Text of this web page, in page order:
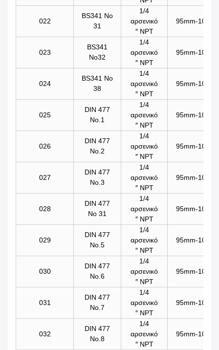
022
BS341 Νο
31
1/4
αρσενικό
″ NPT
95mm-
023
BS341
No32
1/4
αρσενικό
″ NPT
95mm-
024
BS341 Νο
38
1/4
αρσενικό
″ NPT
95mm-
025
DIN 477
No.1
1/4
αρσενικό
″ NPT
95mm-
026
DIN 477
No.2
1/4
αρσενικό
″ NPT
95mm-
027
DIN 477
No.3
1/4
αρσενικό
″ NPT
95mm-
028
DIN 477
Νο 31
1/4
αρσενικό
″ NPT
95mm-
029
DIN 477
No.5
1/4
αρσενικό
″ NPT
95mm-
030
DIN 477
No.6
1/4
αρσενικό
″ NPT
95mm-
031
DIN 477
No.7
1/4
αρσενικό
″ NPT
95mm-
032
DIN 477
No.8
1/4
αρσενικό
″ NPT
95mm-